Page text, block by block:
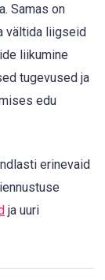
Samas on
vältida liigseid
liikumine
tugevused ja
edu
erinevaid
ja uuri